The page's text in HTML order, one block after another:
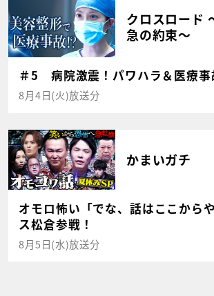
クロスロード
急の約束～
＃5 病院激震！パワハラ＆医療事
8月4日(火)放送分
かまいガチ
オモロ怖い「でな、話はここから
ス松倉参戦！
8月5日(水)放送分